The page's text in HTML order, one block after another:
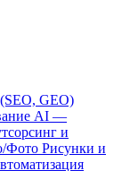
GEO)
AI —
и
Фото Рисунки и